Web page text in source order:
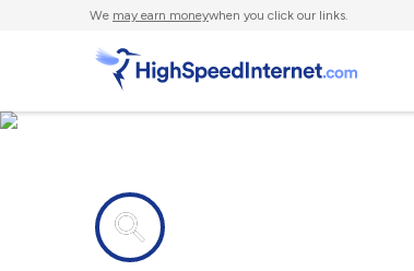
We may earn moneywhen you click our links.